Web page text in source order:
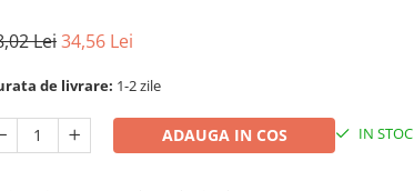
Lei34,56 Lei
de livrare: 1-2 zile
ADAUGA IN COS IN STOC